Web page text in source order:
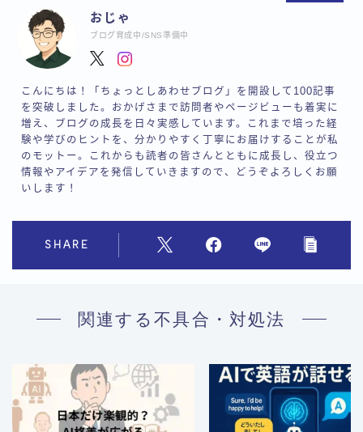
おじゃ
ブログ育成中/SNS準備中
こんにちは！「ちょっとしあわせブログ」を開設して100記事
を突破しました。おかげさまで訪問者やページビューも着実に
増え、ブログの成長を日々実感しています。これまで培った経
験や学びのヒントを、分かりやすく丁寧にお届けすることが私
のモットー。これからも読者の皆さんとともに成長し、役立つ
情報やアイデアを発信していきますので、どうぞよろしくお願
いします！
SHARE
関連する不具合・対処法